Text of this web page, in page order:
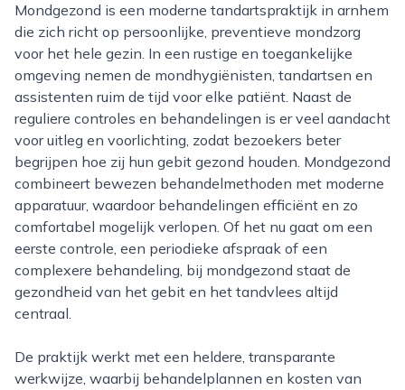
Mondgezond is een moderne tandartspraktijk in arnhem
die zich richt op persoonlijke, preventieve mondzorg
voor het hele gezin. In een rustige en toegankelijke
omgeving nemen de mondhygiënisten, tandartsen en
assistenten ruim de tijd voor elke patiënt. Naast de
reguliere controles en behandelingen is er veel aandacht
voor uitleg en voorlichting, zodat bezoekers beter
begrijpen hoe zij hun gebit gezond houden. Mondgezond
combineert bewezen behandelmethoden met moderne
apparatuur, waardoor behandelingen efficiënt en zo
comfortabel mogelijk verlopen. Of het nu gaat om een
eerste controle, een periodieke afspraak of een
complexere behandeling, bij mondgezond staat de
gezondheid van het gebit en het tandvlees altijd
centraal.
De praktijk werkt met een heldere, transparante
werkwijze, waarbij behandelplannen en kosten van